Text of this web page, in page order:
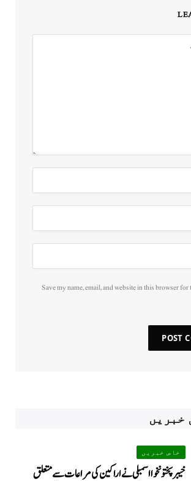
Save my name, email, and website in this browser for
خبریں
خاص خبریں
خیبرپختونخوا اسمبلی نے اراکین کی مراعات سے متعلق